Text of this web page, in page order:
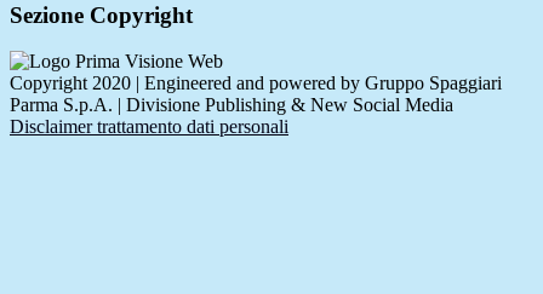
Sezione Copyright
Copyright 2020 | Engineered and powered by Gruppo Spaggiari
Parma S.p.A. | Divisione Publishing & New Social Media
Disclaimer trattamento dati personali